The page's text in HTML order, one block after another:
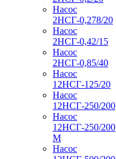
Насос
2НСГ-0,278/20
Насос
2НСГ-0,42/15
Насос
2НСГ-0,85/40
Насос
12НСГ-125/20
Насос
12НСГ-250/200
Насос
12НСГ-250/200
М
Насос